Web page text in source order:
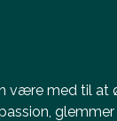
være med til at